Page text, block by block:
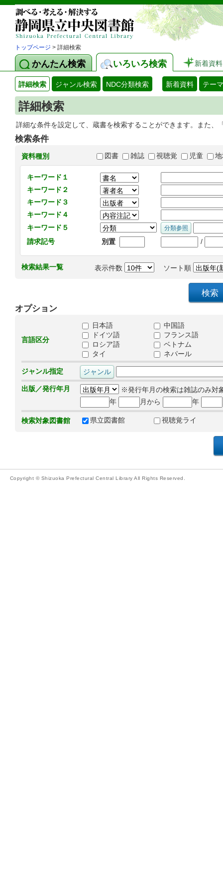
トップページ > 詳細検索
かんたん検索 いろいろ検索 新着資料
詳細検索 ジャンル検索 NDC分類検索 新着資料 テー
詳細検索
詳細な条件を設定して、蔵書を検索することができます。また
検索条件
資料種別 図書 雑誌 視聴覚 児童
キーワード１
キーワード２
キーワード３
キーワード４
キーワード５
請求記号
別置 /
検索結果一覧 表示件数 ソート順
オプション
言語区分
日本語
中国語
ドイツ語
フランス語
ロシア語
ベトナム
タイ
ネパール
ジャンル指定
出版／発行年月
※発行年月の検索は雑誌のみ対
年
月から 年
検索対象図書館 県立図書館 視聴覚ライ
Copyright © Shizuoka Prefectural Central Library All Rights Reserved.